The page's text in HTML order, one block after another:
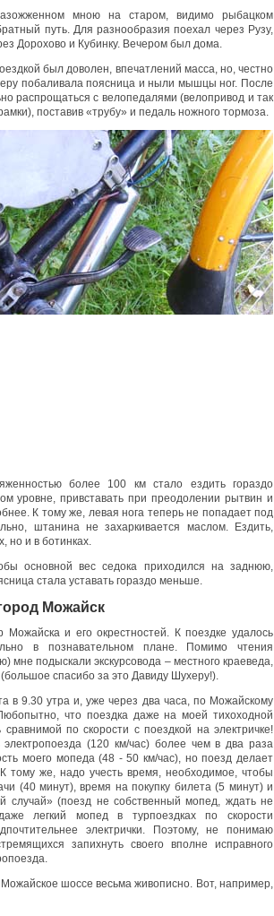
мною на старом, видимо рыбацком
путь. Для разнообразия поехал через Рузу,
Дорохово и Кубинку. Вечером был дома.
был доволен, впечатлений масса, но, честно
побаливала поясница и ныли мышцы ног. После
распрощаться с велопедалями (велопривод и так
поставив «трубу» и педаль ножного тормоза.
более 100 км стало ездить гораздо
уровне, привставать при преодолении рытвин и
К тому же, левая нога теперь не попадает под
штанина не захаркивается маслом. Ездить,
но и в ботинках.
основной вес седока приходился на заднюю,
стала уставать гораздо меньше.
Можайск
и его окрестностей. К поездке удалось
в познавательном плане. Помимо чтения
мне подыскали экскурсовода – местного краеведа,
спасибо за это Давиду Шухеру!).
в 9.30 утра и, уже через два часа, по Можайскому
что поездка даже на моей тихоходной
по скорости с поездкой на электричке!
электропоезда (120 км/час) более чем в два раза
моего мопеда (48 - 50 км/час), но поезд делает
тому же, надо учесть время, необходимое, чтобы
(40 минут), время на покупку билета (5 минут) и
случай» (поезд не собственный мопед, ждать не
легкий мопед в турпоездках по скорости
электрички. Поэтому, не понимаю
запихнуть своего вполне исправного
шоссе весьма живописно. Вот, например,